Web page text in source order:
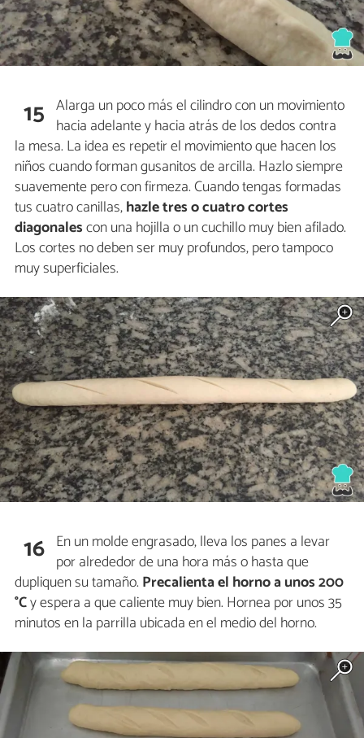
15 Alarga un poco más el cilindro con un movimiento
hacia adelante y hacia atrás de los dedos contra
la mesa. La idea es repetir el movimiento que hacen los
niños cuando forman gusanitos de arcilla. Hazlo siempre
suavemente pero con firmeza.Cuando tengas formadas
tus cuatro canillas,hazle tres o cuatro cortes
diagonalescon una hojilla o un cuchillo muy bien afilado.
Los cortes no deben ser muy profundos, pero tampoco
muy superficiales.
16 En un molde engrasado, lleva los panes a levar
por alrededor de una hora más o hasta que
dupliquen su tamaño. Precalienta el horno a unos 200
°Cy espera a que caliente muy bien. Hornea por unos 35
minutos en la parrilla ubicada en el medio del horno.